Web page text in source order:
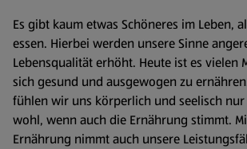
Es gibt kaum etwas Schöneres im Leben,
essen. Hierbei werden unsere Sinne
Lebensqualität erhöht. Heute ist es vielen
sich gesund und ausgewogen zu
fühlen wir uns körperlich und seelisch
wohl, wenn auch die Ernährung stimmt.
Ernährung nimmt auch unsere